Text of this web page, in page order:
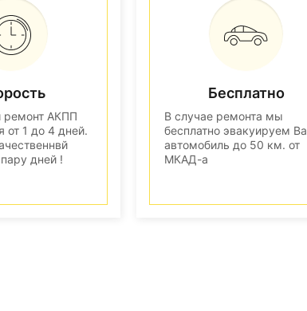
ремонт АКПП
от 1 до 4 дней.
пару дней !
Бесплатно
В случае ремонта мы
бесплатно эвакуируем
автомобиль до 50 км. от
МКАД-а